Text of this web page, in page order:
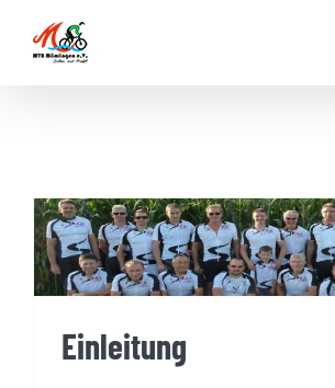
Inhalt
Einleitung
Einleitung